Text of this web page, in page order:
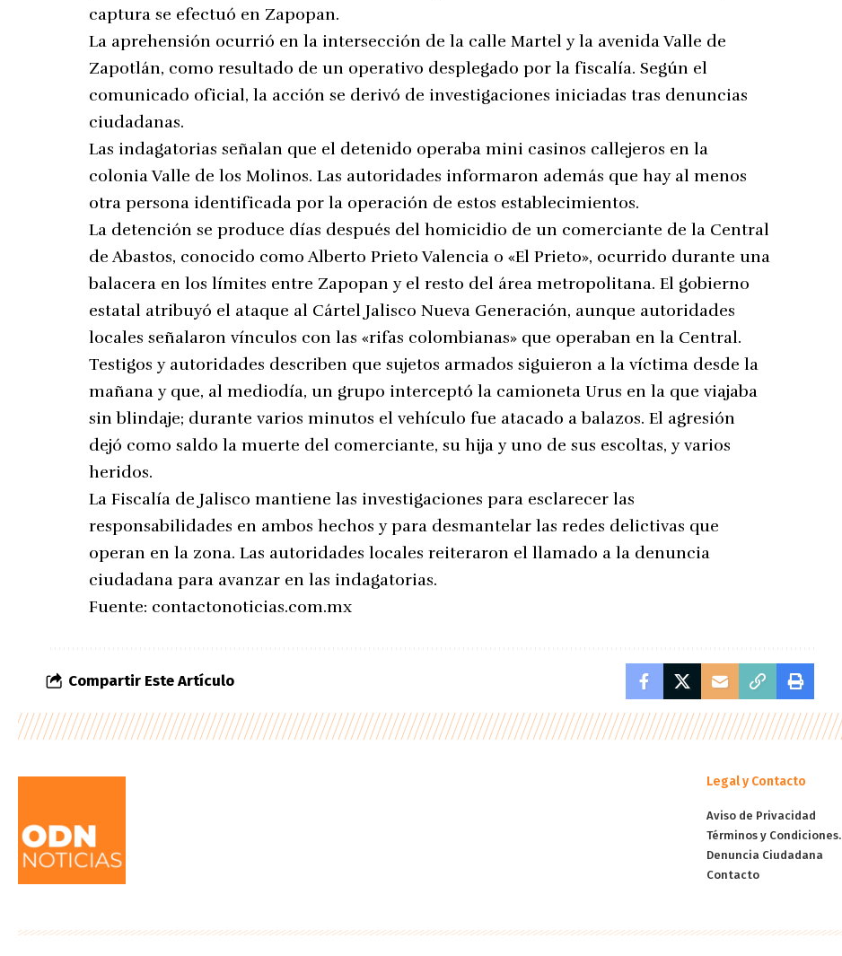
captura se efectuó en Zapopan.
La aprehensión ocurrió en la intersección de la calle Martel y la avenida Valle de
Zapotlán, como resultado de un operativo desplegado por la fiscalía. Según el
comunicado oficial, la acción se derivó de investigaciones iniciadas tras denuncias
ciudadanas.
Las indagatorias señalan que el detenido operaba mini casinos callejeros en la
colonia Valle de los Molinos. Las autoridades informaron además que hay al menos
otra persona identificada por la operación de estos establecimientos.
La detención se produce días después del homicidio de un comerciante de la Central
de Abastos, conocido como Alberto Prieto Valencia o «El Prieto», ocurrido durante una
balacera en los límites entre Zapopan y el resto del área metropolitana. El gobierno
estatal atribuyó el ataque al Cártel Jalisco Nueva Generación, aunque autoridades
locales señalaron vínculos con las «rifas colombianas» que operaban en la Central.
Testigos y autoridades describen que sujetos armados siguieron a la víctima desde la
mañana y que, al mediodía, un grupo interceptó la camioneta Urus en la que viajaba
sin blindaje; durante varios minutos el vehículo fue atacado a balazos. El agresión
dejó como saldo la muerte del comerciante, su hija y uno de sus escoltas, y varios
heridos.
La Fiscalía de Jalisco mantiene las investigaciones para esclarecer las
responsabilidades en ambos hechos y para desmantelar las redes delictivas que
operan en la zona. Las autoridades locales reiteraron el llamado a la denuncia
ciudadana para avanzar en las indagatorias.
Fuente: contactonoticias.com.mx
Compartir Este Artículo
Legal y Contacto
Aviso de Privacidad
Términos y Condiciones.
Denuncia Ciudadana
Contacto